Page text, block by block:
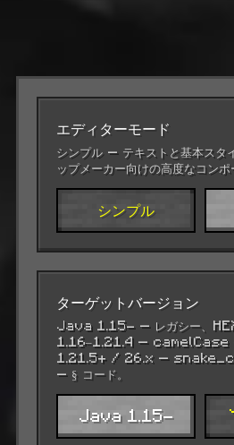
エディターモード
シンプル — テキストと基本スタ
ップメーカー向けの高度なコンポ
シンプル
ターゲットバージョン
Java 1.15- — レガシー、
1.16–1.21.4 — camelCase
1.21.5+ / 26.x —
— § コード。
Java 1.15-